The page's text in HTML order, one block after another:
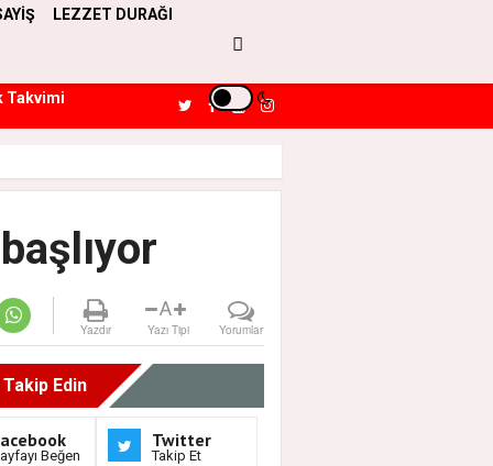
LEZZET DURAĞI
Takvimi
Yazdır
A
Yazı Tipi Yorumlar
Takip Edin
Beğen
Twitter
Takip Et